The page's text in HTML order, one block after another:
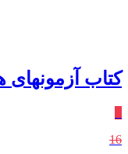
کتاب
16